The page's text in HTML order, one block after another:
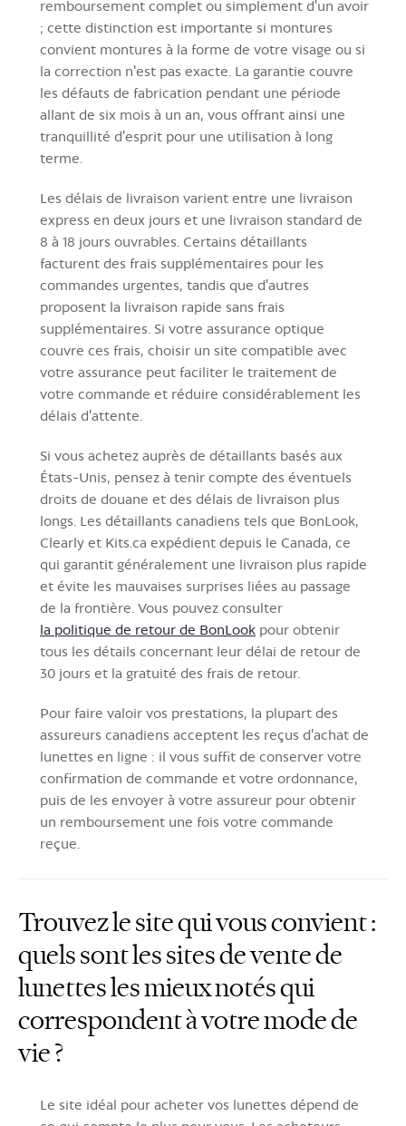
remboursement complet ou simplement d'un avoir
; cette distinction est importante si montures
convient montures à la forme de votre visage ou si
la correction n'est pas exacte. La garantie couvre
les défauts de fabrication pendant une période
allant de six mois à un an, vous offrant ainsi une
tranquillité d'esprit pour une utilisation à long
terme.
Les délais de livraison varient entre une livraison
express en deux jours et une livraison standard de
8 à 18 jours ouvrables. Certains détaillants
facturent des frais supplémentaires pour les
commandes urgentes, tandis que d'autres
proposent la livraison rapide sans frais
supplémentaires. Si votre assurance optique
couvre ces frais, choisir un site compatible avec
votre assurance peut faciliter le traitement de
votre commande et réduire considérablement les
délais d'attente.
Si vous achetez auprès de détaillants basés aux
États-Unis, pensez à tenir compte des éventuels
droits de douane et des délais de livraison plus
longs. Les détaillants canadiens tels que BonLook,
Clearly et Kits.ca expédient depuis le Canada, ce
qui garantit généralement une livraison plus rapide
et évite les mauvaises surprises liées au passage
de la frontière. Vous pouvez consulter
la politique de retour de BonLook pour obtenir
tous les détails concernant leur délai de retour de
30 jours et la gratuité des frais de retour.
Pour faire valoir vos prestations, la plupart des
assureurs canadiens acceptent les reçus d'achat de
lunettes en ligne : il vous suffit de conserver votre
confirmation de commande et votre ordonnance,
puis de les envoyer à votre assureur pour obtenir
un remboursement une fois votre commande
reçue.
Trouvez le site qui vous convient :
quels sont les sites de vente de
lunettes les mieux notés qui
correspondent à votre mode de
vie ?
Le site idéal pour acheter vos lunettes dépend de